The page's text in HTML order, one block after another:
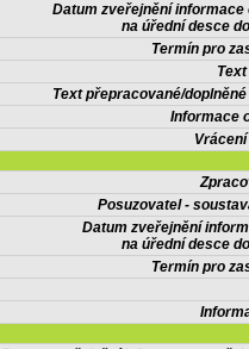
Datum zveřejnění informace
na úřední desce
Termín pro
Text přepracované/
Informace
Posuzovatel -
Datum zveřejnění
na úřední desce
Termín pro